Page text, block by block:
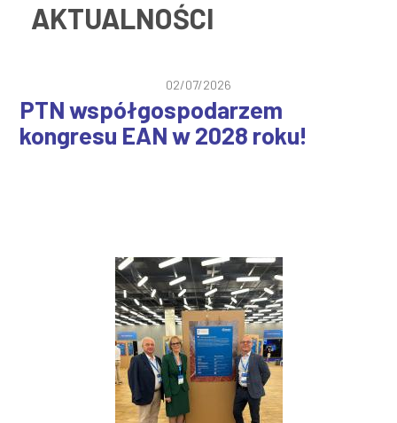
AKTUALNOŚCI
02/07/2026
PTN współgospodarzem
kongresu EAN w 2028 roku!